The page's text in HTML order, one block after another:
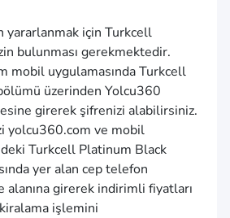
yararlanmak için Turkcell
bulunması gerekmektedir.
mobil uygulamasında Turkcell
üzerinden Yolcu360
girerek şifrenizi alabilirsiniz.
yolcu360.com ve mobil
Turkcell Platinum Black
yer alan cep telefon
alanına girerek indirimli fiyatları
işlemini